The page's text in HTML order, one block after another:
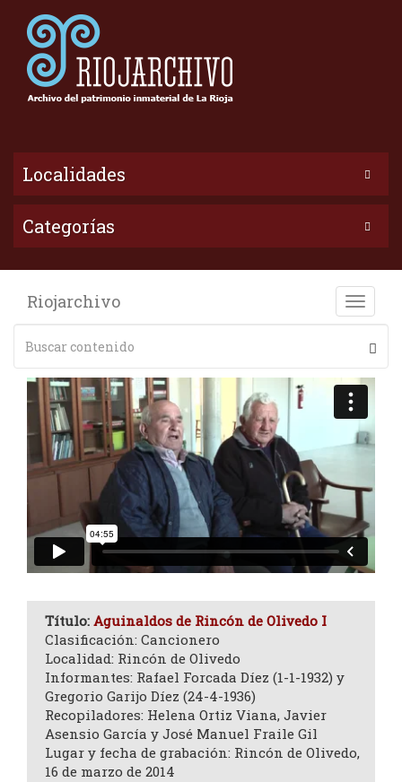
Localidades
Categorías
Toggle
Riojarchivo
Título: Aguinaldos de Rincón de Olivedo I
Clasificación: Cancionero
Localidad: Rincón de Olivedo
Informantes: Rafael Forcada Díez (1-1-1932) y
Gregorio Garijo Díez (24-4-1936)
Recopiladores: Helena Ortiz Viana, Javier
Asensio García y José Manuel Fraile Gil
Lugar y fecha de grabación: Rincón de Olivedo,
16 de marzo de 2014